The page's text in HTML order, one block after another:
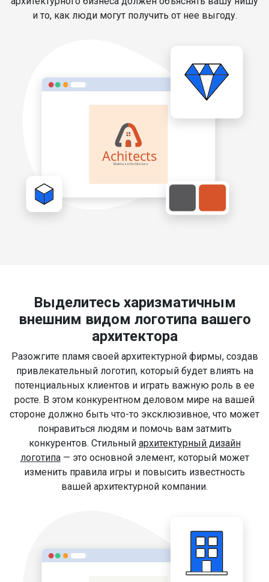
и то, как люди могут получить от нее выгоду.
Выделитесь харизматичным
внешним видом логотипа вашего
архитектора
Разожгите пламя своей архитектурной фирмы, создав
привлекательный логотип, который будет влиять на
потенциальных клиентов и играть важную роль в ее
росте. В этом конкурентном деловом мире на вашей
стороне должно быть что-то эксклюзивное, что может
понравиться людям и помочь вам затмить
конкурентов. Стильный архитектурный дизайн
логотипа— это основной элемент, который может
изменить правила игры и повысить известность
вашей архитектурной компании.